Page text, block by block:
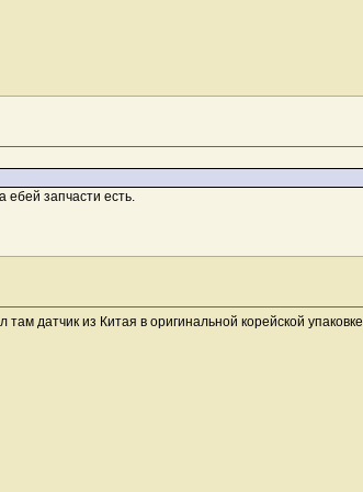
ебей запчасти есть.
датчик из Китая в оригинальной корейской упаковке